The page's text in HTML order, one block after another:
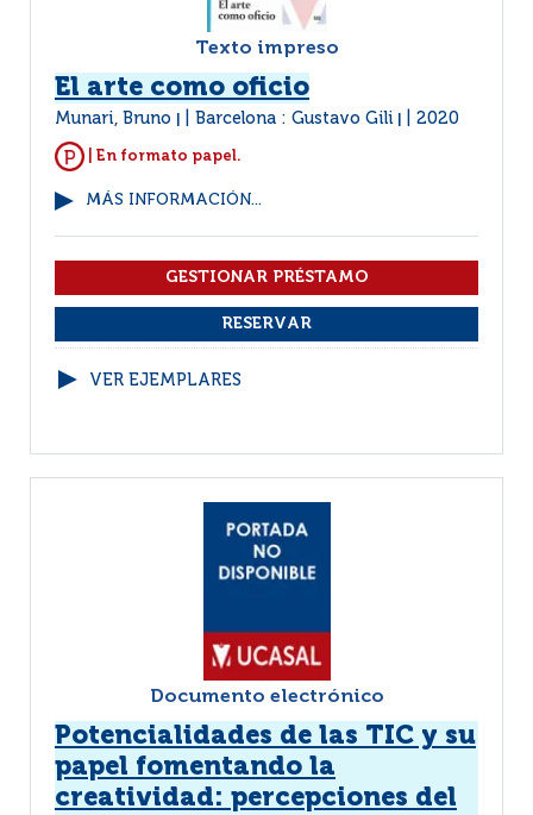
Texto impreso
El arte como oficio
Munari, Bruno Barcelona : Gustavo Gili 2020
| En formato papel.
MÁS INFORMACIÓN...
VER EJEMPLARES
Documento electrónico
Potencialidades de las TIC y su
papel fomentando la
creatividad: percepciones del